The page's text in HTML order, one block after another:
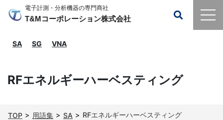
電子計測・分析機器の専門商社
T&Mコーポレーション株式会社
SA SG VNA
RFエネルギーハーベスティング
TOP 用語集 SA RFエネルギーハーベスティング